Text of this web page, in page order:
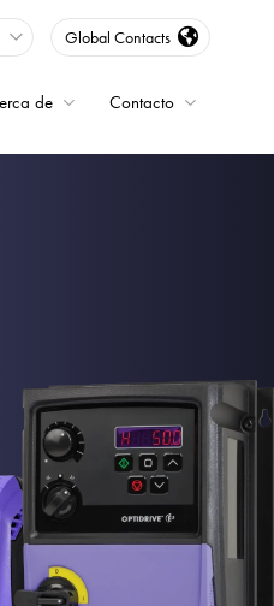
Global Contacts
de Contacto